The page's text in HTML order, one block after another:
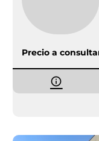
Precio a